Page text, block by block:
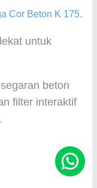
Cor Beton K 175.
untuk
beton
filter interaktif